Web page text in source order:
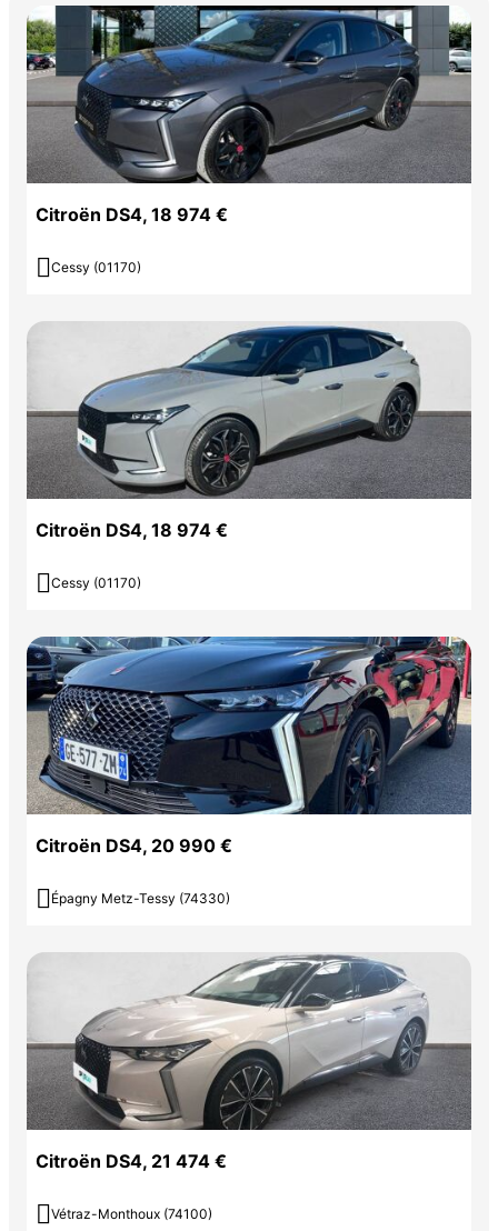
Citroën DS4, 18 974 €
 Cessy (01170)
Citroën DS4, 18 974 €
 Cessy (01170)
Citroën DS4, 20 990 €
 Épagny Metz-Tessy (74330)
Citroën DS4, 21 474 €
 Vétraz-Monthoux (74100)